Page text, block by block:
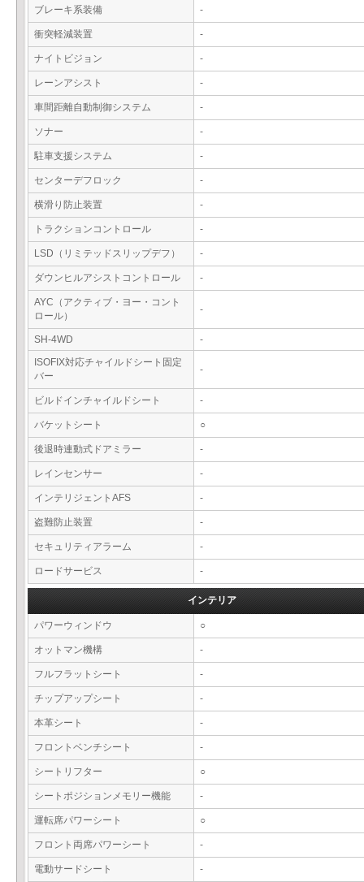
ブレーキ系装備 -
衝突軽減装置 -
ナイトビジョン -
レーンアシスト -
車間距離自動制御システム -
ソナー -
駐車支援システム -
センターデフロック -
横滑り防止装置 -
トラクションコントロール -
LSD（リミテッドスリップデフ） -
ダウンヒルアシストコントロール -
AYC（アクティブ・ヨー・コント
ロール）
-
SH-4WD
-
ISOFIX対応チャイルドシート固定
バー
-
ビルドインチャイルドシート -
バケットシート ○
後退時連動式ドアミラー -
レインセンサー -
インテリジェントAFS -
盗難防止装置 -
セキュリティアラーム -
ロードサービス -
インテリア
パワーウィンドウ ○
オットマン機構 -
フルフラットシート -
チップアップシート -
本革シート -
フロントベンチシート -
シートリフター ○
シートポジションメモリー機能 -
運転席パワーシート ○
フロント両席パワーシート -
電動サードシート -